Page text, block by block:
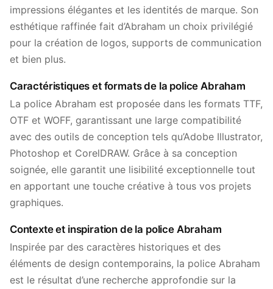
impressions élégantes et les identités de marque. Son
esthétique raffinée fait d’Abraham un choix privilégié
pour la création de logos, supports de communication
et bien plus.
Caractéristiques et formats de la police Abraham
La police Abraham est proposée dans les formats TTF,
OTF et WOFF, garantissant une large compatibilité
avec des outils de conception tels qu’Adobe Illustrator,
Photoshop et CorelDRAW. Grâce à sa conception
soignée, elle garantit une lisibilité exceptionnelle tout
en apportant une touche créative à tous vos projets
graphiques.
Contexte et inspiration de la police Abraham
Inspirée par des caractères historiques et des
éléments de design contemporains, la police Abraham
est le résultat d’une recherche approfondie sur la